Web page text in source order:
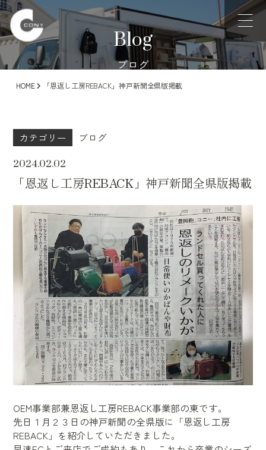
Blog
ブログ
HOME 「恩返し工房REBACK」神戸新聞全県版掲載
カテゴリー ブログ
2024.02.02
「恩返し工房REBACK」神戸新聞全県版掲載
OEM事業部兼恩返し工房REBACK事業部の東です。
先日１月２３日の神戸新聞の全県版に「恩返し工房
REBACK」を紹介していただきました。